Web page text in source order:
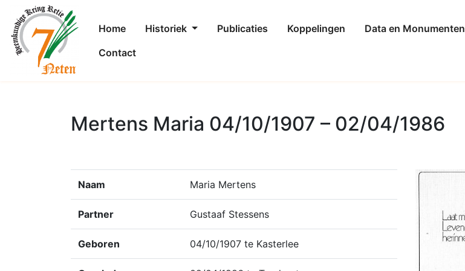
Home Historiek Publicaties Koppelingen Data en Monumenten
Contact
Mertens Maria 04/10/1907 – 02/04/1986
Naam Maria Mertens
Partner Gustaaf Stessens
Geboren 04/10/1907 te Kasterlee